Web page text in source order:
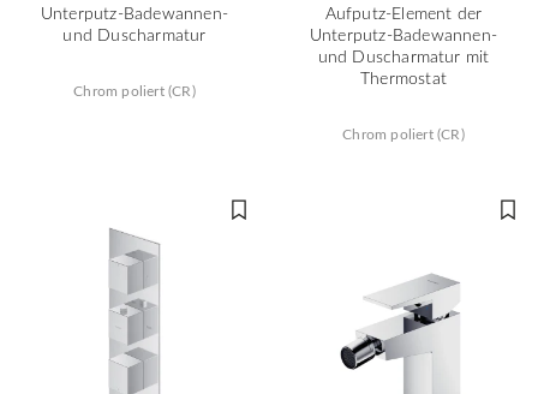
Unterputz-Badewannen-
und Duscharmatur
Chrom poliert (CR)
Aufputz-Element der
Unterputz-Badewannen-
und Duscharmatur mit
Thermostat
Chrom poliert (CR)